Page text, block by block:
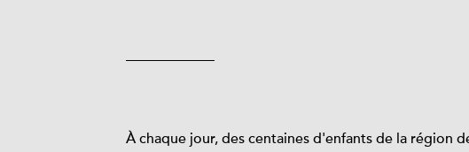
À chaque jour, des centaines d'enfants de la région